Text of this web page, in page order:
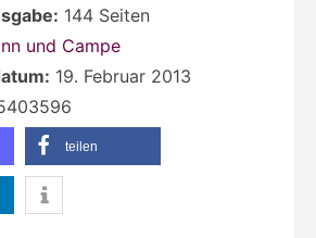
144 Seiten
und Campe
19. Februar 2013
teilen